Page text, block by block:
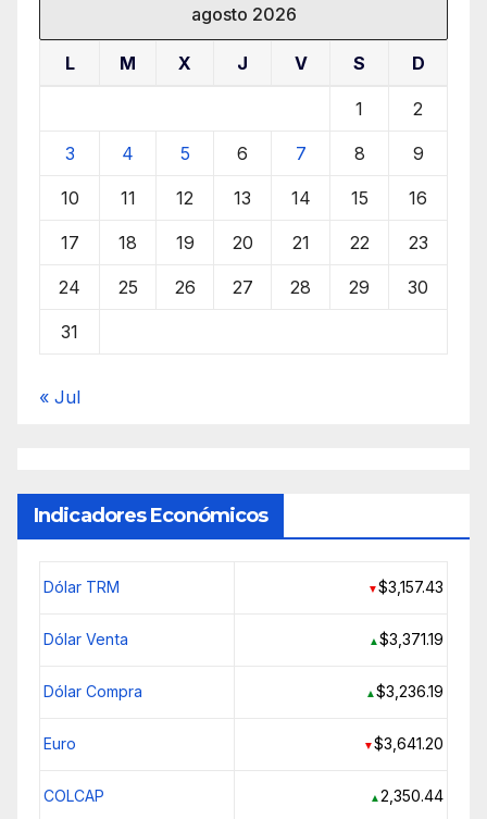
agosto 2026
L M X J V S D
1 2
3 4 5 6 7 8 9
10 11 12 13 14 15 16
17 18 19 20 21 22 23
24 25 26 27 28 29 30
31
« Jul
Indicadores Económicos
Dólar TRM ▼$3,157.43
Dólar Venta ▲$3,371.19
Dólar Compra ▲$3,236.19
Euro ▼$3,641.20
COLCAP ▲ 2,350.44